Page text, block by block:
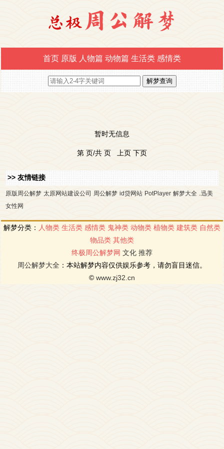
首页 原版 人物篇 动物篇 生活类 感情类
暂时无信息
第 页/共 页 上页 下页
>> 友情链接
原版周公解梦 太原网站建设公司 周公解梦 id贷网站 PotPlayer 解梦大全
迅美
女性网
解梦分类： 人物类 生活类 感情类 鬼神类 动物类 植物类 建筑类 自然类
物品类 其他类
终极周公解梦网 文化 推荐
周公解梦大全 ：本站解梦内容仅供娱乐参考，请勿盲目迷信。
© www.zj32.cn